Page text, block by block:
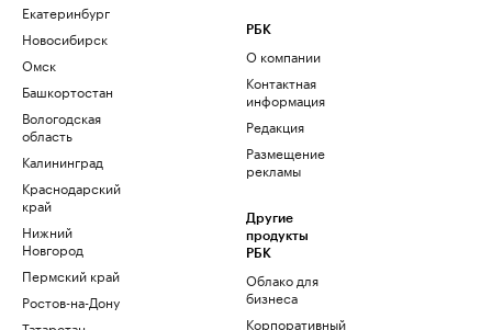
Екатеринбург
Новосибирск
Омск
Башкортостан
Вологодская
область
Калининград
Краснодарский
край
Нижний
Новгород
Пермский край
Ростов-на-Дону
РБК
О компании
Контактная
информация
Редакция
Размещение
рекламы
Другие
продукты
РБК
Облако для
бизнеса
Корпоративный